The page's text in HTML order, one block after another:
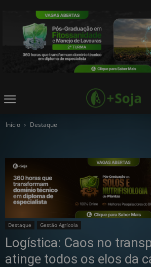
Início Destaque
Destaque Gestão Agrícola
Logística: Caos no
atinge todos os elos da